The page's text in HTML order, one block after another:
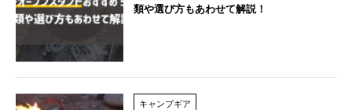
類や選び方もあわせて解説！
キャンプギア